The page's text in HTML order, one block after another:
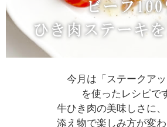
今月は「ステークアッ
を使ったレシピで
牛ひき肉の美味しさに
添え物で楽しみ方が変わ